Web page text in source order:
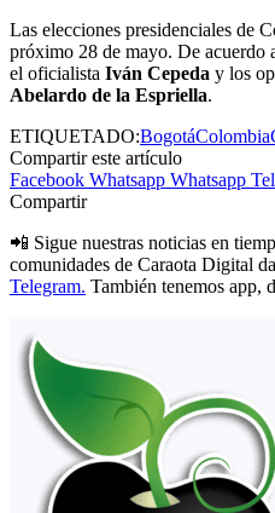
Las elecciones presidenciales de
próximo 28 de mayo. De acuerdo
el oficialista Iván Cepeda y los
Abelardo de la Espriella.
ETIQUETADO:BogotáColombia
Compartir este artículo
Facebook Whatsapp Whatsapp
Compartir
📲 Sigue nuestras noticias en
comunidades de Caraota Digital
Telegram. También tenemos app,